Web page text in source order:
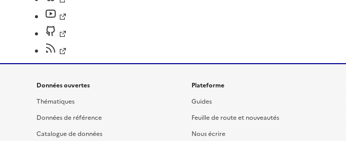
Données ouvertes
Thématiques
Données de référence
Catalogue de données
Plateforme
Guides
Feuille de route et nouveautés
Nous écrire